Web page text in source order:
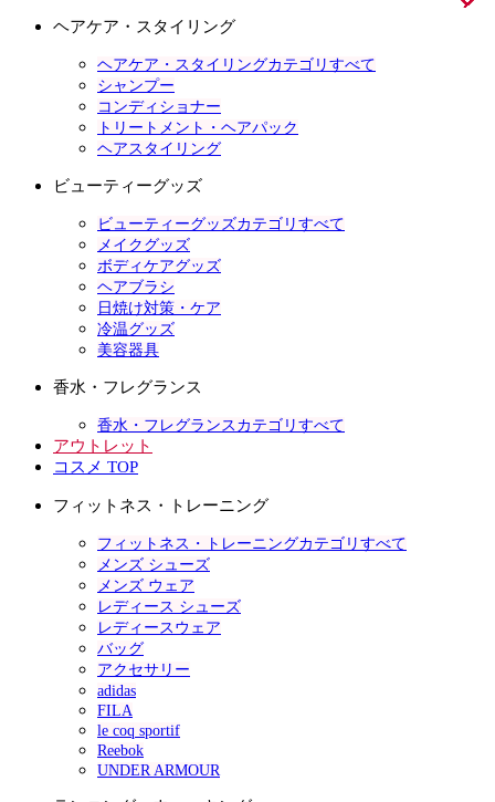
ヘアケア・スタイリング
ヘアケア・スタイリングカテゴリすべて
シャンプー
コンディショナー
トリートメント・ヘアパック
ヘアスタイリング
ビューティーグッズ
ビューティーグッズカテゴリすべて
メイクグッズ
ボディケアグッズ
ヘアブラシ
日焼け対策・ケア
冷温グッズ
美容器具
香水・フレグランス
香水・フレグランスカテゴリすべて
アウトレット
コスメ TOP
フィットネス・トレーニング
フィットネス・トレーニングカテゴリすべて
メンズ シューズ
メンズ ウェア
レディース シューズ
レディースウェア
バッグ
アクセサリー
adidas
FILA
le coq sportif
Reebok
UNDER ARMOUR